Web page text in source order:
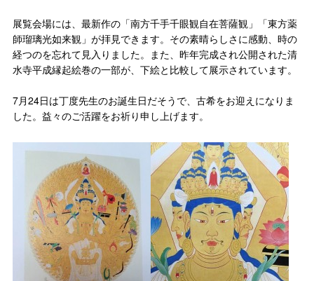
展覧会場には、最新作の「南方千手千眼観自在菩薩観」「東方薬
師瑠璃光如来観」が拝見できます。その素晴らしさに感動、時の
経つのを忘れて見入りました。また、昨年完成され公開された清
水寺平成縁起絵巻の一部が、下絵と比較して展示されています。
7月24日は丁度先生のお誕生日だそうで、古希をお迎えになりま
した。益々のご活躍をお祈り申し上げます。